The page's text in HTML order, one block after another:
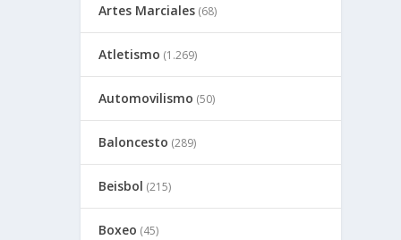
Artes Marciales (68)
Atletismo (1.269)
Automovilismo (50)
Baloncesto (289)
Beisbol (215)
Boxeo (45)